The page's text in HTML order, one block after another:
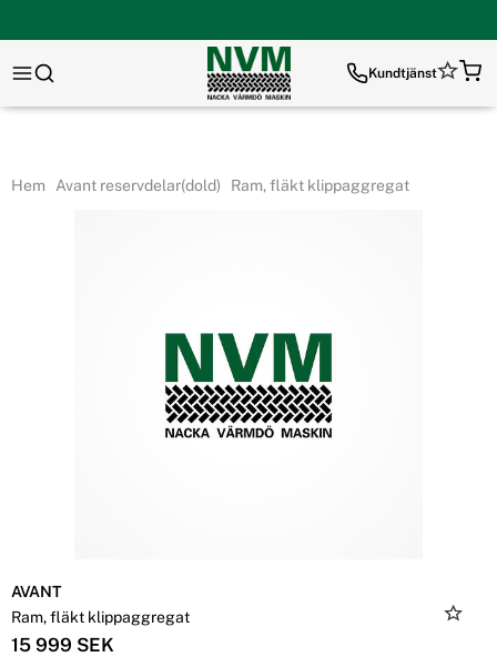
Kundtjänst
Hem Avant reservdelar(dold) Ram, fläkt klippaggregat
AVANT
Ram, fläkt klippaggregat
15 999 SEK